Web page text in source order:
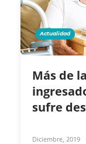
Actualidad
Más de
sufre
Diciembre, 2019